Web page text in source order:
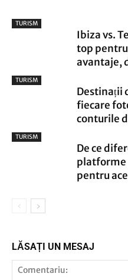
TURISM
Ibiza vs.
top
avantaje,
TURISM
Destinații
fiecare
conturile
TURISM
De ce
platforme
pentru
LĂSAȚI UN MESAJ